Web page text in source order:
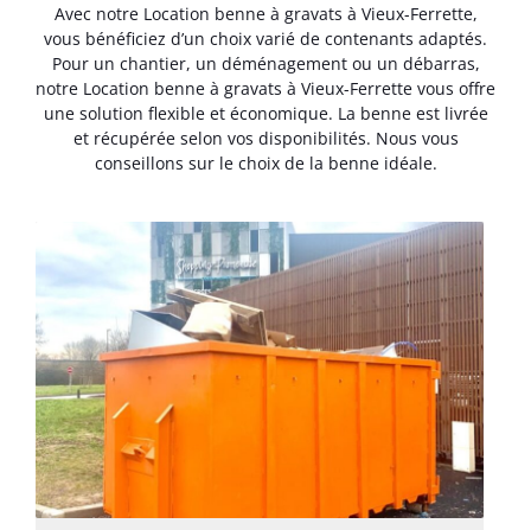
Avec notre Location benne à gravats à Vieux-Ferrette,
vous bénéficiez d’un choix varié de contenants adaptés.
Pour un chantier, un déménagement ou un débarras,
notre Location benne à gravats à Vieux-Ferrette vous offre
une solution flexible et économique. La benne est livrée
et récupérée selon vos disponibilités. Nous vous
conseillons sur le choix de la benne idéale.